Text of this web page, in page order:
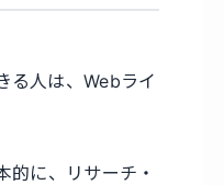
る人は、Webライ
的に、リサーチ・